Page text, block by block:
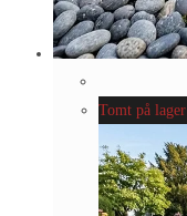
Tomt på lager